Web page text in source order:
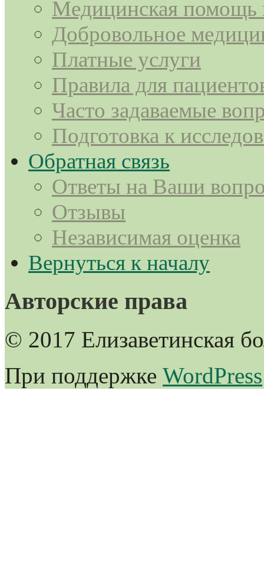
Медицинская
Добровольное
Платные услуги
Правила для
Часто задаваемые
Подготовка к
Обратная связь
Ответы на Ваши
Отзывы
Независимая оценка
Вернуться к началу
Авторские права
© 2017 Елизаветинская
При поддержке WordPress